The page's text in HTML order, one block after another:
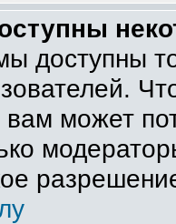
доступны
может